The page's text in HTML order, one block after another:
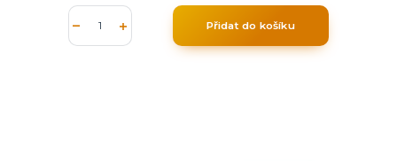
Přidat do košíku